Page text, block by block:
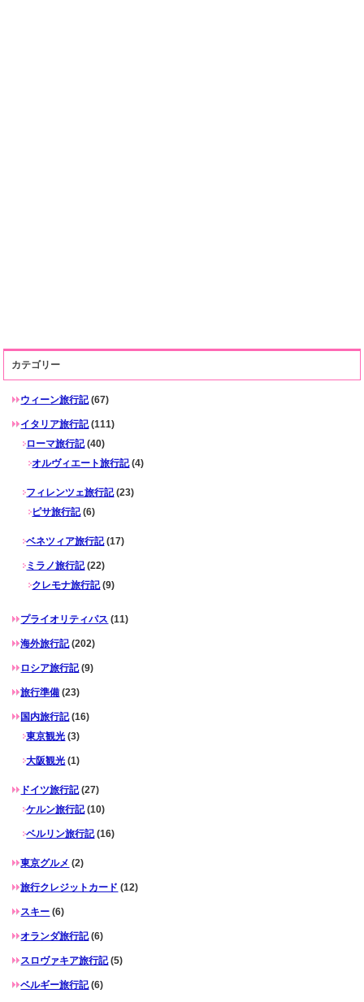
カテゴリー
ウィーン旅行記(67)
イタリア旅行記(111)
ローマ旅行記(40)
オルヴィエート旅行記(4)
フィレンツェ旅行記(23)
ピサ旅行記(6)
ベネツィア旅行記(17)
ミラノ旅行記(22)
クレモナ旅行記(9)
プライオリティパス (11)
海外旅行記(202)
ロシア旅行記(9)
旅行準備 (23)
国内旅行記(16)
東京観光 (3)
大阪観光 (1)
ドイツ旅行記(27)
ケルン旅行記(10)
ベルリン旅行記(16)
東京グルメ (2)
旅行クレジットカード (12)
スキー (6)
オランダ旅行記(6)
スロヴァキア旅行記(5)
ベルギー旅行記(6)